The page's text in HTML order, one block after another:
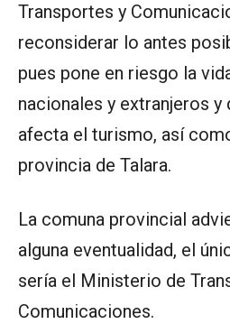
Transportes y
reconsiderar lo antes
pues pone en riesgo la
nacionales y extranjeros y
afecta el turismo, así
provincia de Talara.
La comuna provincial
alguna eventualidad, el
sería el Ministerio de
Comunicaciones.